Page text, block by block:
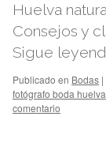
Huelva
Consejos y
Sigue
Publicado en Bodas |
fotógrafo boda huelva
comentario